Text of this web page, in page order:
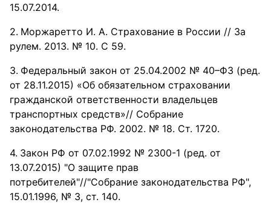
15.07.2014.
Моржаретто И. А. Страхование в России // За
рулем. 2013. № 10. С 59.
Федеральный закон от 25.04.2002 № 40–ФЗ (ред.
от 28.11.2015) «Об обязательном страховании
гражданской ответственности владельцев
транспортных средств»// Собрание
законодательства РФ. 2002. № 18. Ст. 1720.
Закон РФ от 07.02.1992 № 2300-1 (ред. от
13.07.2015) "О защите прав
потребителей"//"Собрание законодательства РФ",
15.01.1996, № 3, ст. 140.